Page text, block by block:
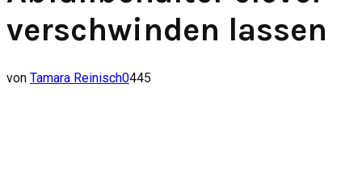
verschwinden lassen
von Tamara Reinisch0445